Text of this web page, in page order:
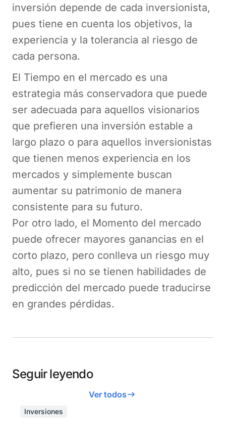
inversión depende de cada inversionista,
pues tiene en cuenta los objetivos, la
experiencia y la tolerancia al riesgo de
cada persona.
El Tiempo en el mercado es una
estrategia más conservadora que puede
ser adecuada para aquellos visionarios
que prefieren una inversión estable a
largo plazo o para aquellos inversionistas
que tienen menos experiencia en los
mercados y simplemente buscan
aumentar su patrimonio de manera
consistente para su futuro.
Por otro lado, el Momento del mercado
puede ofrecer mayores ganancias en el
corto plazo, pero conlleva un riesgo muy
alto, pues si no se tienen habilidades de
predicción del mercado puede traducirse
en grandes pérdidas.
Seguir leyendo
Ver todos
Inversiones